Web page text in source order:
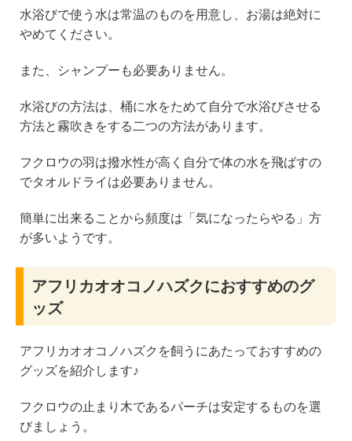
水浴びで使う水は常温のものを用意し、お湯は絶対に
やめてください。
また、シャンプーも必要ありません。
水浴びの方法は、桶に水をためて自分で水浴びさせる
方法と霧吹きをする二つの方法があります。
フクロウの羽は撥水性が高く自分で体の水を飛ばすの
でタオルドライは必要ありません。
簡単に出来ることから頻度は「気になったらやる」方
が多いようです。
アフリカオオコノハズクにおすすめのグ
ッズ
アフリカオオコノハズクを飼うにあたっておすすめの
グッズを紹介します♪
フクロウの止まり木であるパーチは安定するものを選
びましょう。